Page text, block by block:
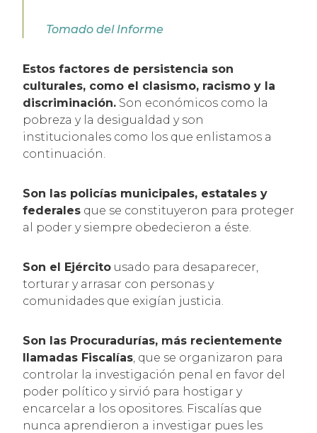
Tomado del Informe
Estos factores de persistencia son
culturales, como el clasismo, racismo y la
discriminación. Son económicos como la
pobreza y la desigualdad y son
institucionales como los que enlistamos a
continuación.
Son las policías municipales, estatales y
federales que se constituyeron para proteger
al poder y siempre obedecieron a éste.
Son el Ejército usado para desaparecer,
torturar y arrasar con personas y
comunidades que exigían justicia.
Son las Procuradurías, más recientemente
llamadas Fiscalías, que se organizaron para
controlar la investigación penal en favor del
poder político y sirvió para hostigar y
encarcelar a los opositores. Fiscalías que
nunca aprendieron a investigar pues les